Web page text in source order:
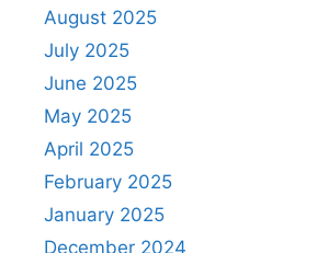
August 2025
July 2025
June 2025
May 2025
April 2025
February 2025
January 2025
December 2024